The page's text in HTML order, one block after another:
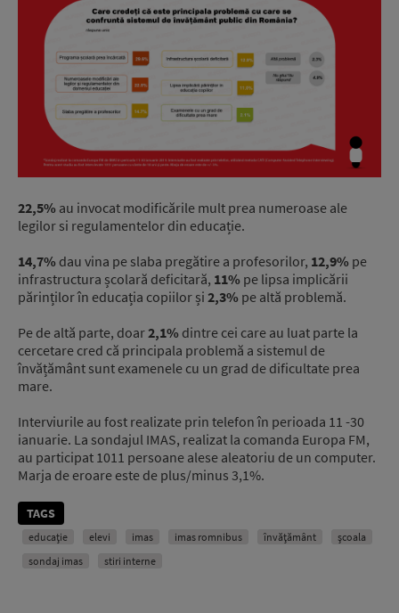
22,5% au invocat modificările mult prea numeroase ale
legilor si regulamentelor din educație.
14,7% dau vina pe slaba pregătire a profesorilor, 12,9% pe
infrastructura școlară deficitară, 11% pe lipsa implicării
părinților în educația copiilor și 2,3% pe altă problemă.
Pe de altă parte, doar2,1% dintre cei care au luat parte la
cercetare cred că principala problemă a sistemul de
învățământ sunt examenele cu un grad de dificultate prea
mare.
Interviurile au fost realizate prin telefon în perioada 11 -30
ianuarie. La sondajul IMAS, realizat la comanda Europa FM,
au participat 1011 persoane alese aleatoriu de un computer.
Marja de eroare este de plus/minus 3,1%.
TAGS
educație elevi imas imas romnibus învăţământ
școala
sondaj imas
stiri interne